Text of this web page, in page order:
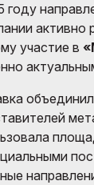
году
активно
участие в